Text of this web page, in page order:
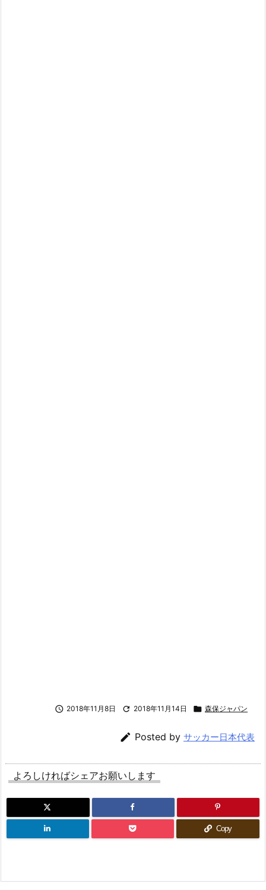
 2018年11月8日  2018年11月14日  森保ジャパン
 Posted by サッカー日本代表
よろしければシェアお願いします
Copy